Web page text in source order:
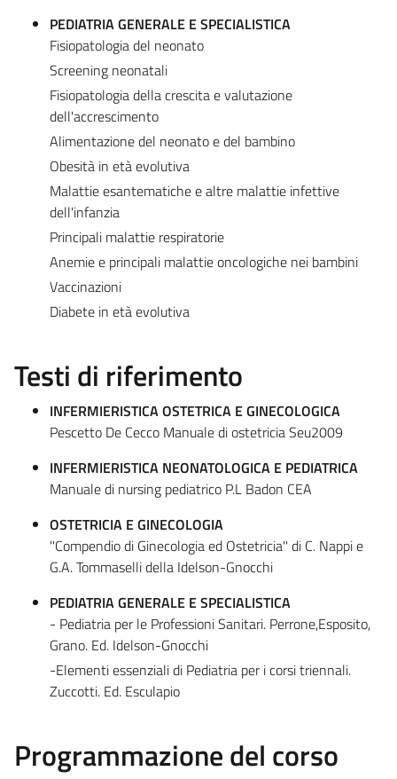
PEDIATRIA GENERALE E SPECIALISTICA
Fisiopatologia del neonato
Screening neonatali
Fisiopatologia della crescita e valutazione
dell'accrescimento
Alimentazione del neonato e del bambino
Obesità in età evolutiva
Malattie esantematiche e altre malattie infettive
dell'infanzia
Principali malattie respiratorie
Anemie e principali malattie oncologiche nei bambini
Vaccinazioni
Diabete in età evolutiva
Testi di riferimento
INFERMIERISTICA OSTETRICA E GINECOLOGICA
Pescetto De Cecco Manuale di ostetricia Seu2009
INFERMIERISTICA NEONATOLOGICA E PEDIATRICA
Manuale di nursing pediatrico P.L Badon CEA
OSTETRICIA E GINECOLOGIA
''Compendio di Ginecologia ed Ostetricia'' di C. Nappi e
G.A. Tommaselli della Idelson-Gnocchi
PEDIATRIA GENERALE E SPECIALISTICA
- Pediatria per le Professioni Sanitari. Perrone,Esposito,
Grano. Ed. Idelson-Gnocchi
-Elementi essenziali di Pediatria per i corsi triennali.
Zuccotti. Ed. Esculapio
Programmazione del corso